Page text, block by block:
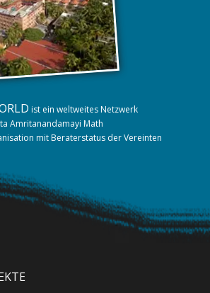
ist ein weltweites Netzwerk
Amritanandamayi Math
mit Beraterstatus der Vereinten